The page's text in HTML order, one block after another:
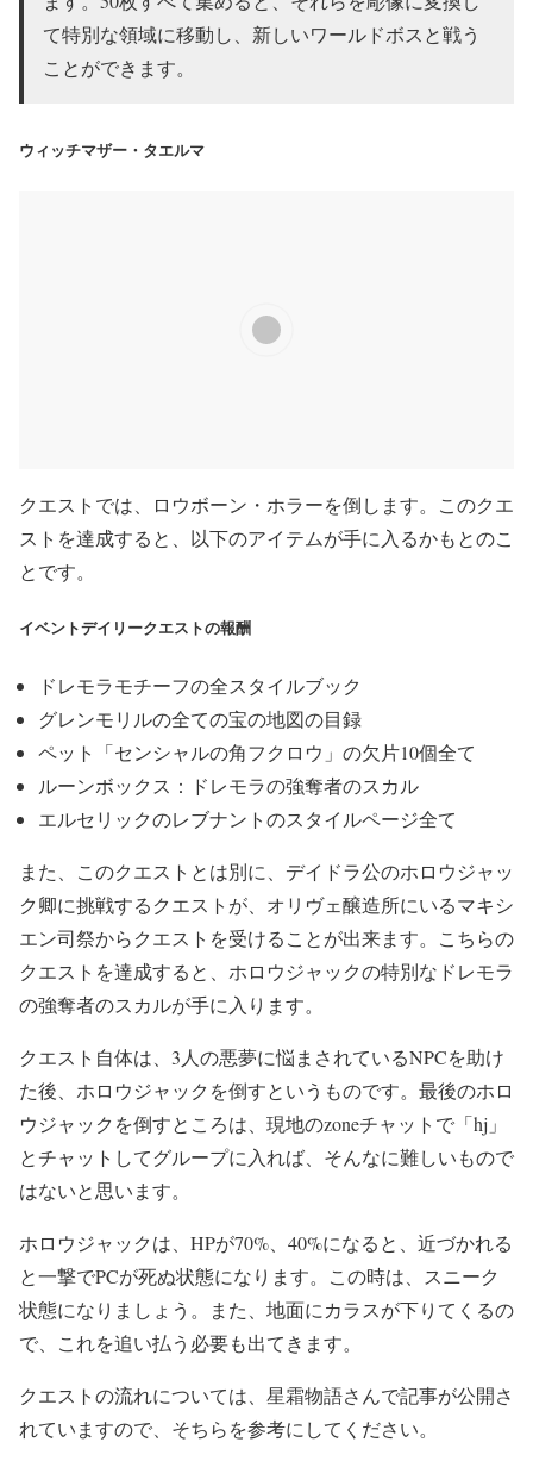
て特別な領域に移動し、新しいワールドボスと戦う
ことができます。
ウィッチマザー・タエルマ
クエストでは、ロウボーン・ホラーを倒します。このクエ
ストを達成すると、以下のアイテムが手に入るかもとのこ
とです。
イベントデイリークエストの報酬
ドレモラモチーフの全スタイルブック
グレンモリルの全ての宝の地図の目録
ペット「センシャルの角フクロウ」の欠片10個全て
ルーンボックス：ドレモラの強奪者のスカル
エルセリックのレブナントのスタイルページ全て
また、このクエストとは別に、デイドラ公のホロウジャッ
ク卿に挑戦するクエストが、オリヴェ醸造所にいるマキシ
エン司祭からクエストを受けることが出来ます。こちらの
クエストを達成すると、ホロウジャックの特別なドレモラ
の強奪者のスカルが手に入ります。
クエスト自体は、3人の悪夢に悩まされているNPCを助け
た後、ホロウジャックを倒すというものです。最後のホロ
ウジャックを倒すところは、現地のzoneチャットで「hj」
とチャットしてグループに入れば、そんなに難しいもので
はないと思います。
ホロウジャックは、HPが70%、40%になると、近づかれる
と一撃でPCが死ぬ状態になります。この時は、スニーク
状態になりましょう。また、地面にカラスが下りてくるの
で、これを追い払う必要も出てきます。
クエストの流れについては、星霜物語さんで記事が公開さ
れていますので、そちらを参考にしてください。